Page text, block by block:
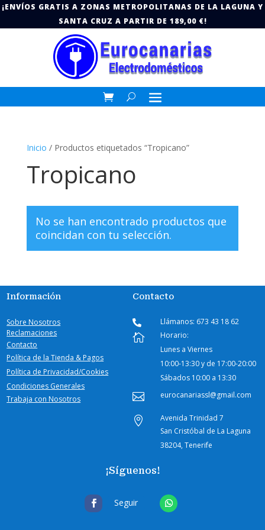
¡ENVÍOS GRATIS A ZONAS METROPOLITANAS DE LA LAGUNA Y
SANTA CRUZ A PARTIR DE 189,00 €!
Inicio / Productos etiquetados “Tropicano”
Tropicano
No se han encontrado productos que
coincidan con tu selección.
Información
Sobre Nosotros
Reclamaciones
Contacto
Política de la Tienda & Pagos
Política de Privacidad/Cookies
Condiciones Generales
Trabaja con Nosotros
Contacto
 Llámanos: 673 43 18 62

Horario:
Lunes a Viernes
10:00-13:30 y de 17:00-20:00
Sábados 10:00 a 13:30
 eurocanariassl@gmail.com

Avenida Trinidad 7
San Cristóbal de La Laguna
38204, Tenerife
¡Síguenos!
Seguir